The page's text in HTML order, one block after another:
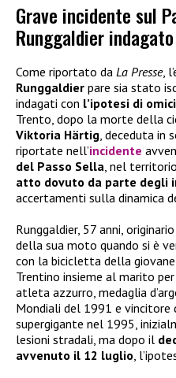
Grave incidente sul
Runggaldier
Come riportato da La Presse,
Runggaldier pare sia stato
indagati con l’ipotesi di
Trento, dopo la morte della
Viktoria Härtig, deceduta in
riportate nell’incidente
del Passo Sella, nel
atto dovuto da parte degli
accertamenti sulla dinamica
Runggaldier, 57 anni,
della sua moto quando si è
con la bicicletta della
Trentino insieme al marito
atleta azzurro, medaglia
Mondiali del 1991 e vincitore
supergigante nel 1995,
lesioni stradali, ma dopo il
avvenuto il 12 luglio,